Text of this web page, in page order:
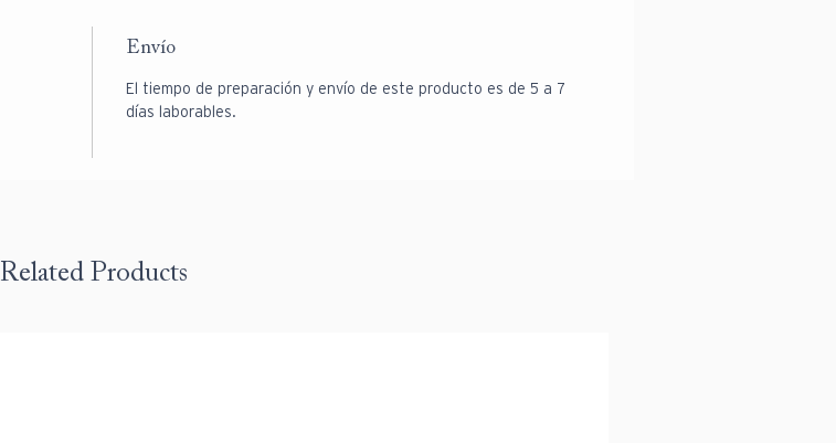
Envío
El tiempo de preparación y envío de este producto es de 5 a 7
días laborables.
Related Products